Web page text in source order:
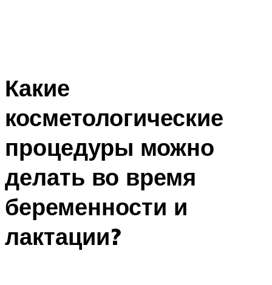
Какие
косметологические
процедуры можно
делать во время
беременности и
лактации?